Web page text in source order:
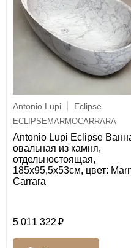
Antonio Lupi Eclipse
ECLIPSEMARMOCARRARA
Antonio Lupi Eclipse
овальная из камня,
отдельностоящая,
185х95,5х53см, цвет:
Carrara
5 011 322